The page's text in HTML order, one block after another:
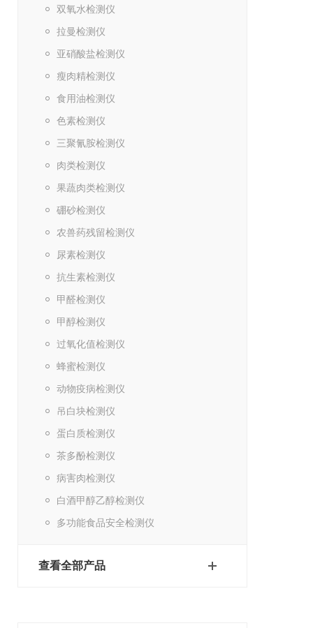
双氧水检测仪
拉曼检测仪
亚硝酸盐检测仪
瘦肉精检测仪
食用油检测仪
色素检测仪
三聚氰胺检测仪
肉类检测仪
果蔬肉类检测仪
硼砂检测仪
农兽药残留检测仪
尿素检测仪
抗生素检测仪
甲醛检测仪
甲醇检测仪
过氧化值检测仪
蜂蜜检测仪
动物疫病检测仪
吊白块检测仪
蛋白质检测仪
茶多酚检测仪
病害肉检测仪
白酒甲醇乙醇检测仪
多功能食品安全检测仪
查看全部产品